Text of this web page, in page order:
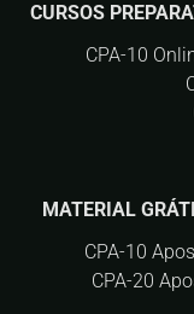
CURSOS
CPA-10
MATERIAL
CPA-10
CPA-20